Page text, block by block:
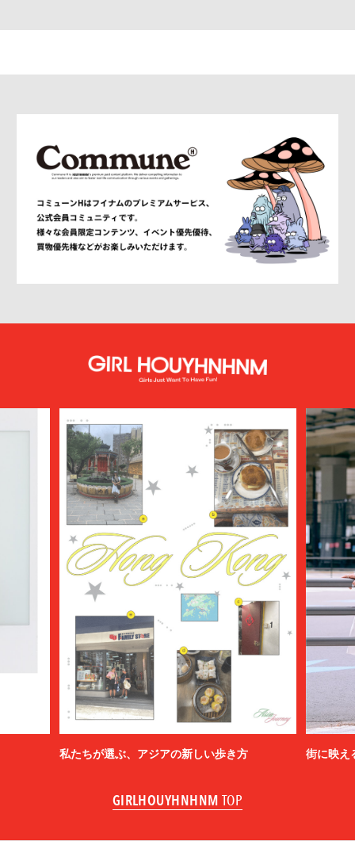
私たちが選ぶ、アジアの新しい歩き方 街に映え
GIRLHOUYHNHNM TOP